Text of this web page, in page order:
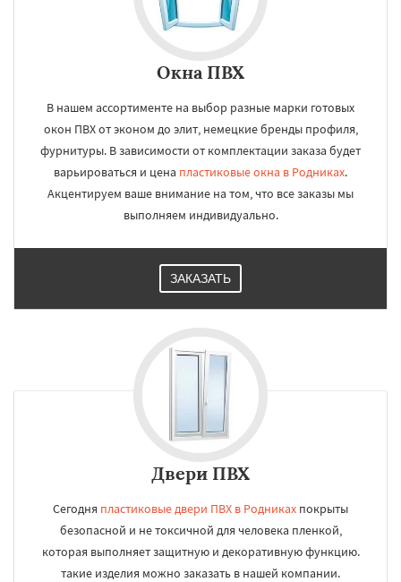
Окна ПВХ
В нашем ассортименте на выбор разные марки готовых
окон ПВХ от эконом до элит, немецкие бренды профиля,
фурнитуры. В зависимости от комплектации заказа будет
варьироваться и цена пластиковые окна в Родниках.
Акцентируем ваше внимание на том, что все заказы мы
выполняем индивидуально.
ЗАКАЗАТЬ
Двери ПВХ
Сегодня пластиковые двери ПВХ в Родниках покрыты
безопасной и не токсичной для человека пленкой,
которая выполняет защитную и декоративную функцию.
такие изделия можно заказать в нашей компании.